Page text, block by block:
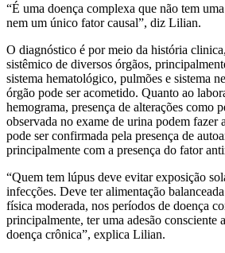
“É uma doença complexa que não tem
nem um único fator causal”, diz Lilian.
O diagnóstico é por meio da história
sistêmico de diversos órgãos,
sistema hematológico, pulmões e sistema
órgão pode ser acometido. Quanto ao
hemograma, presença de alterações como
observada no exame de urina podem fazer
pode ser confirmada pela presença de
principalmente com a presença do fator
“Quem tem lúpus deve evitar exposição
infecções. Deve ter alimentação
física moderada, nos períodos de doença
principalmente, ter uma adesão consciente
doença crônica”, explica Lilian.